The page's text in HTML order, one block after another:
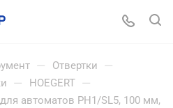
— Отвертки —
— HOEGERT —
автоматов PH1/SL5, 100 мм,